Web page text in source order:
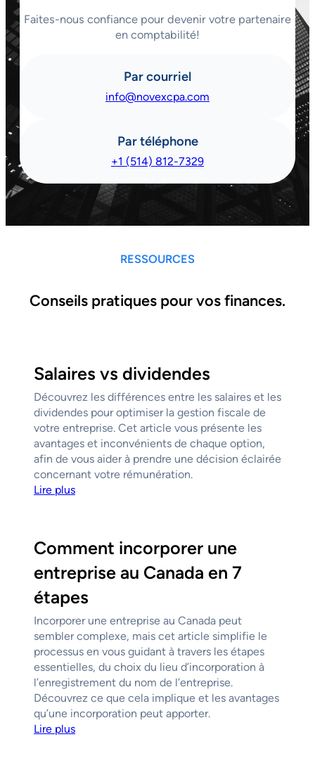
Faites-nous confiance pour devenir votre partenaire
en comptabilité!
Par courriel
info@novexcpa.com
Par téléphone
+1 (514) 812-7329
RESSOURCES
Conseils pratiques pour vos finances.
Salaires vs dividendes
Découvrez les différences entre les salaires et les
dividendes pour optimiser la gestion fiscale de
votre entreprise. Cet article vous présente les
avantages et inconvénients de chaque option,
afin de vous aider à prendre une décision éclairée
concernant votre rémunération.
Lire plus
Comment incorporer une
entreprise au Canada en 7
étapes
Incorporer une entreprise au Canada peut
sembler complexe, mais cet article simplifie le
processus en vous guidant à travers les étapes
essentielles, du choix du lieu d’incorporation à
l’enregistrement du nom de l’entreprise.
Découvrez ce que cela implique et les avantages
qu’une incorporation peut apporter.
Lire plus